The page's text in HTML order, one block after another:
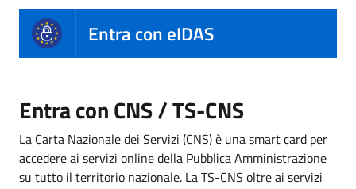
Entra con eIDAS
Entra con CNS / TS-CNS
La Carta Nazionale dei Servizi (CNS) è una smart card per
accedere ai servizi online della Pubblica Amministrazione
su tutto il territorio nazionale. La TS-CNS oltre ai servizi